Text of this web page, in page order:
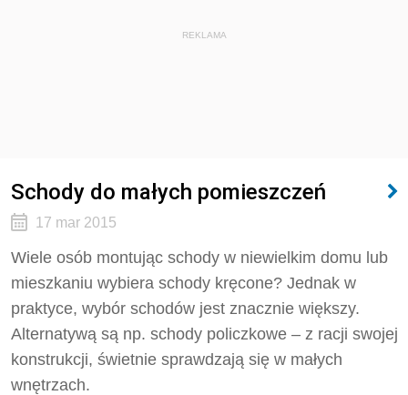
REKLAMA
Schody do małych pomieszczeń
17 mar 2015
Wiele osób montując schody w niewielkim domu lub
mieszkaniu wybiera schody kręcone? Jednak w
praktyce, wybór schodów jest znacznie większy.
Alternatywą są np. schody policzkowe – z racji swojej
konstrukcji, świetnie sprawdzają się w małych
wnętrzach.